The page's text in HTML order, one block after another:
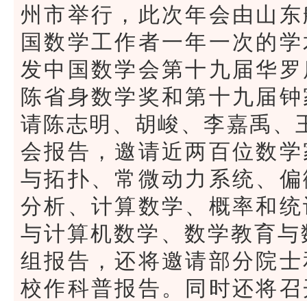
州市举行，此次年会由山
国数学工作者一年一次的
发中国数学会第十九届华
陈省身数学奖和第十九届
请陈志明、胡峻、李嘉禹、
会报告，邀请近两百位数
与拓扑、常微动力系统、
分析、计算数学、概率和
与计算机数学、数学教育
组报告，还将邀请部分院
校作科普报告。同时还将